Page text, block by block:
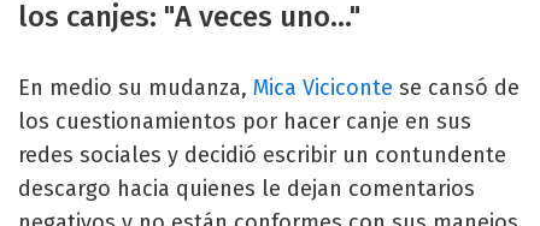
los canjes: "A veces uno..."
En medio su mudanza, Mica Viciconte se cansó de
los cuestionamientos por hacer canje en sus
redes sociales y decidió escribir un contundente
descargo hacia quienes le dejan comentarios